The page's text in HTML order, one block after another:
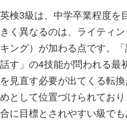
英検3級は、中学卒業程度を
きく異なるのは、ライティ
キング）が加わる点です。
話す」の4技能が問われる最
を見直す必要が出てくる転
めとして位置づけられてお
合に目標とされやすい級でも